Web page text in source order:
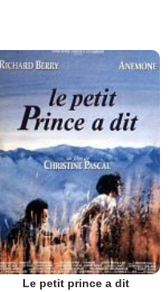
Le petit prince a dit